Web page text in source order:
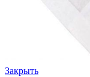
Закрыть